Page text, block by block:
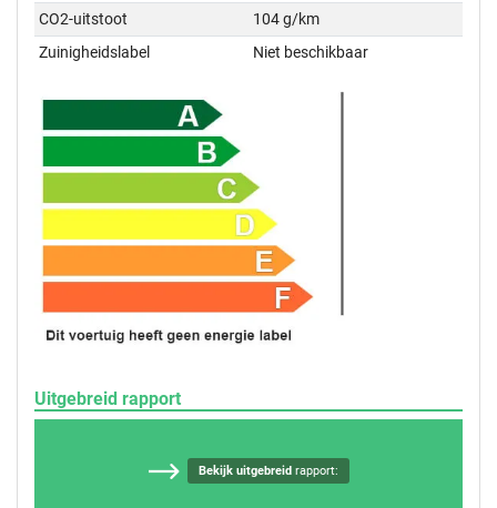
CO2-uitstoot
104 g/km
Zuinigheidslabel
Niet beschikbaar
Uitgebreid rapport
Bekijk uitgebreidrapport: